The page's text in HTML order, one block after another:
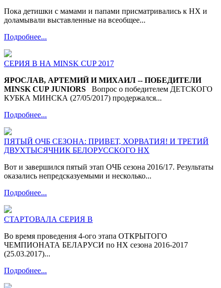
Пока детишки с мамами и папами присматривались к НХ и
доламывали выставленные на всеобщее...
Подробнее...
СЕРИЯ В НА MINSK CUP 2017
ЯРОСЛАВ, АРТЕМИЙ И МИХАИЛ -- ПОБЕДИТЕЛИ
MINSK CUP JUNIORS Вопрос о победителем ДЕТСКОГО
КУБКА МИНСКА (27/05/2017) продержался...
Подробнее...
ПЯТЫЙ ОЧБ СЕЗОНА: ПРИВЕТ, ХОРВАТИЯ! И ТРЕТИЙ
ДВУХТЫСЯЧНИК БЕЛОРУССКОГО НХ
Вот и завершился пятый этап ОЧБ сезона 2016/17. Результаты
оказались непредсказуемыми и несколько...
Подробнее...
СТАРТОВАЛА СЕРИЯ В
Во время проведения 4-ого этапа ОТКРЫТОГО
ЧЕМПИОНАТА БЕЛАРУСИ по НХ сезона 2016-2017
(25.03.2017)...
Подробнее...